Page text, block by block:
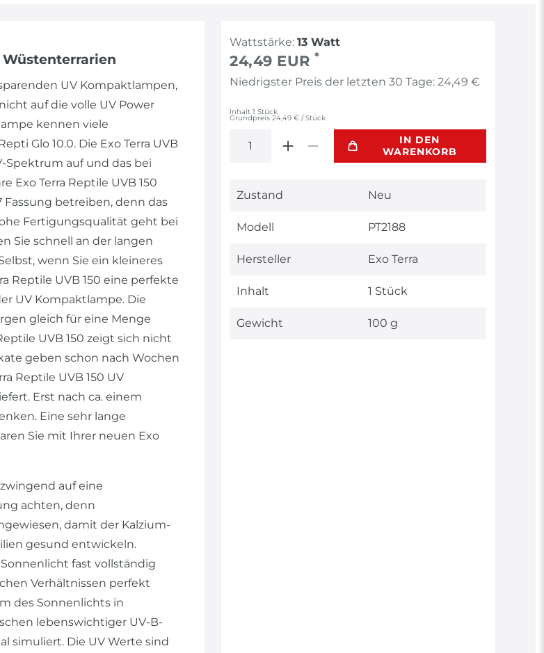
Wüstenterrarien
UV Kompaktlampen,
auf die volle UV Power
kennen viele
Glo 10.0. Die Exo Terra UVB
auf und das bei
Exo Terra Reptile UVB 150
betreiben, denn das
Fertigungsqualität geht bei
Sie schnell an der langen
wenn Sie ein kleineres
Reptile UVB 150 eine perfekte
UV Kompaktlampe. Die
gleich für eine Menge
UVB 150 zeigt sich nicht
geben schon nach Wochen
Reptile UVB 150 UV
Erst nach ca. einem
Eine sehr lange
Sie mit Ihrer neuen Exo
auf eine
achten, denn
damit der Kalzium-
gesund entwickeln.
fast vollständig
Verhältnissen perfekt
des Sonnenlichts in
lebenswichtiger UV-B-
simuliert. Die UV Werte sind
Wattstärke: 13 Watt
24,49 EUR*
Niedrigster Preis der letzten 30 Tage:24,49 €
Inhalt1Stück
Grundpreis24,49 € / Stück
IN DEN
WARENKORB
Technisches
Wert
Zustand Neu
Modell PT2188
Hersteller Exo Terra
Inhalt 1 Stück
Gewicht 100 g